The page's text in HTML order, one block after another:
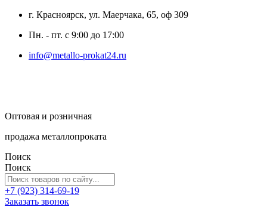
г. Красноярск, ул. Маерчака, 65, оф 309
Пн. - пт. с 9:00 до 17:00
info@metallo-prokat24.ru
Оптовая и розничная
продажа металлопроката
Поиск
Поиск
+7 (923) 314-69-19
Заказать звонок